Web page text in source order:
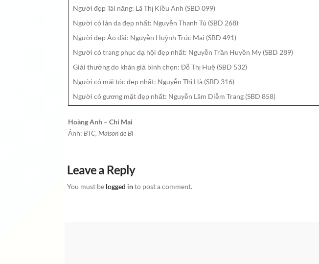
Người đẹp Tài năng: Lã Thị Kiều Anh (SBD 099)
Người có làn da đẹp nhất: Nguyễn Thanh Tú (SBD 268)
Người đẹp Áo dài: Nguyễn Huỳnh Trúc Mai (SBD 491)
Người có trang phục dạ hội đẹp nhất: Nguyễn Trần Huyền My (SBD 289)
Giải thưởng do khán giả bình chọn: Đỗ Thị Huệ (SBD 532)
Người có mái tóc đẹp nhất: Nguyễn Thị Hà (SBD 316)
Người có gương mặt đẹp nhất: Nguyễn Lâm Diễm Trang (SBD 858)
Hoàng Anh – Chi Mai
Ảnh: BTC, Maison de Bi
Leave a Reply
You must be logged in to post a comment.